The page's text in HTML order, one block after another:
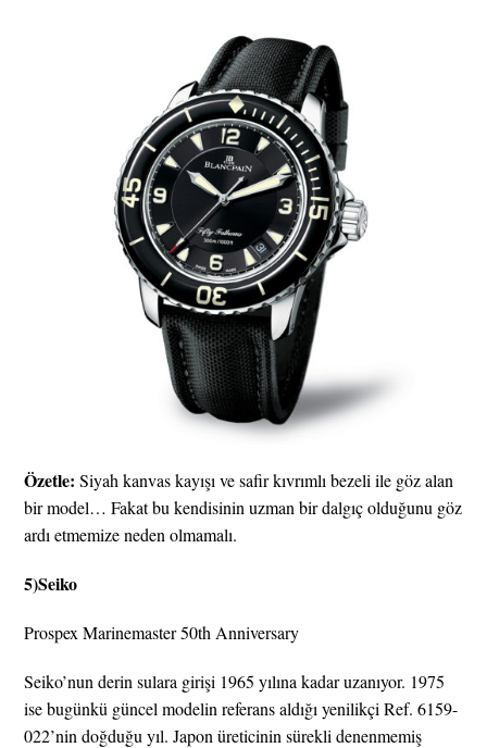
Özetle: Siyah kanvas kayışı ve safir kıvrımlı bezeli ile göz alan
bir model… Fakat bu kendisinin uzman bir dalgıç olduğunu göz
ardı etmemize neden olmamalı.
5)Seiko
Prospex Marinemaster 50th Anniversary
Seiko’nun derin sulara girişi 1965 yılına kadar uzanıyor. 1975
ise bugünkü güncel modelin referans aldığı yenilikçi Ref. 6159-
022’nin doğduğu yıl. Japon üreticinin sürekli denenmemiş